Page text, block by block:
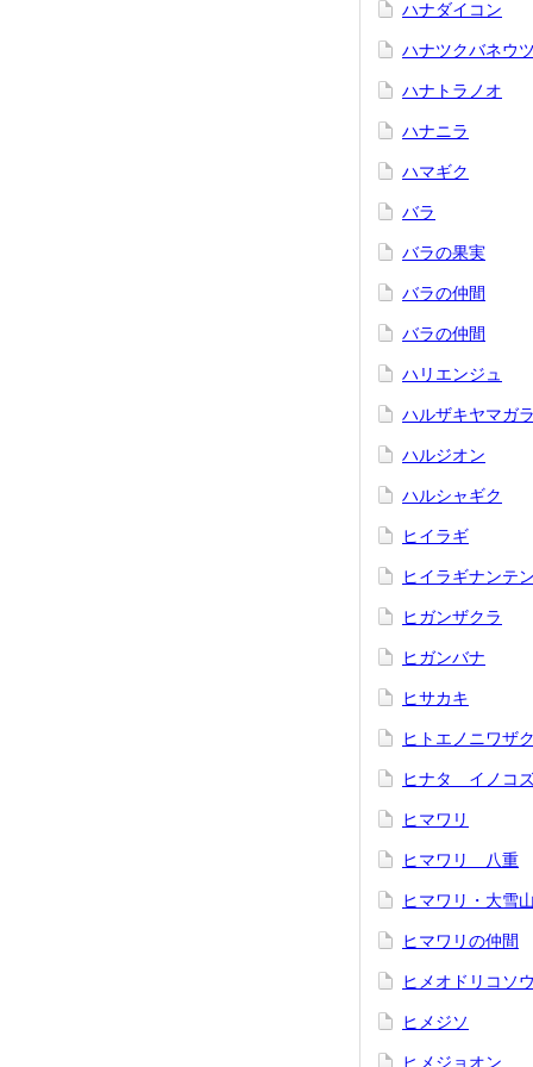
ハナダイコン
ハナツクバネウ
ハナトラノオ
ハナニラ
ハマギク
バラ
バラの果実
バラの仲間
バラの仲間
ハリエンジュ
ハルザキヤマガ
ハルジオン
ハルシャギク
ヒイラギ
ヒイラギナンテン
ヒガンザクラ
ヒガンバナ
ヒサカキ
ヒトエノニワザ
ヒナタ イノコ
ヒマワリ
ヒマワリ 八重
ヒマワリ・大雪山
ヒマワリの仲間
ヒメオドリコソウ
ヒメジソ
ヒメジョオン